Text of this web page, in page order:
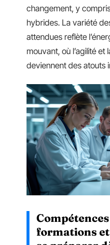
changement, y
hybrides. La variété
attendues reflète
mouvant, où l’agilité et
deviennent des atouts
formations